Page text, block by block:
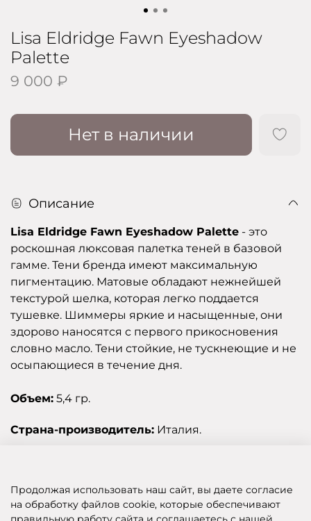
Lisa Eldridge Fawn Eyeshadow
Palette
9 000 ₽
Нет в наличии
Описание
Lisa Eldridge Fawn Eyeshadow Palette - это
роскошная люксовая палетка теней в базовой
гамме. Тени бренда имеют максимальную
пигментацию. Матовые обладают нежнейшей
текстурой шелка, которая легко поддается
тушевке. Шиммеры яркие и насыщенные, они
здорово наносятся с первого прикосновения
словно масло. Тени стойкие, не тускнеющие и не
осыпающиеся в течение дня.
Объем: 5,4 гр.
Страна-производитель: Италия.
Продолжая использовать наш сайт, вы даете согласие
на обработку файлов cookie, которые обеспечивают